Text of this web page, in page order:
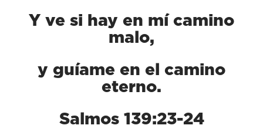
Y ve si hay en mí camino
malo,
y guíame en el camino
eterno.
Salmos 139:23-24